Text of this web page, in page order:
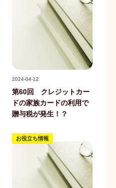
2024-04-12
第60回 クレジットカー
ドの家族カードの利用で
贈与税が発生！？
お役立ち情報